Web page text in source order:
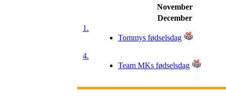
November
December
1.
Tommys fødselsdag
4.
Team MKs fødselsdag